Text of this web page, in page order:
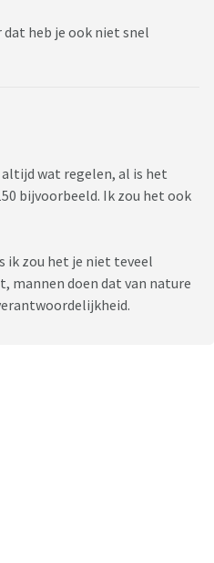
dat heb je ook niet snel
wat regelen, al is het
bijvoorbeeld. Ik zou het ook
ik zou het je niet teveel
mannen doen dat van nature